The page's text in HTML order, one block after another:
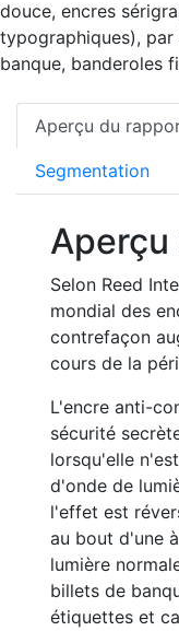
douce, encres
typographiques),
banque, banderoles
Aperçu du
Segmentation
Aperçu
Selon Reed
mondial des
contrefaçon
cours de la
L'encre anti-
sécurité
lorsqu'elle
d'onde de
l'effet est
au bout d'une
lumière
billets de
étiquettes et